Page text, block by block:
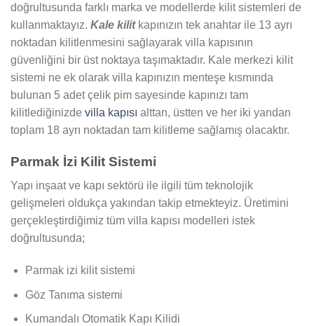
doğrultusunda farklı marka ve modellerde kilit sistemleri de
kullanmaktayız. Kale kilit kapınızın tek anahtar ile 13 ayrı
noktadan kilitlenmesini sağlayarak villa kapısının
güvenliğini bir üst noktaya taşımaktadır. Kale merkezi kilit
sistemi ne ek olarak villa kapınızın menteşe kısmında
bulunan 5 adet çelik pim sayesinde kapınızı tam
kilitlediğinizde villa kapısı alttan, üstten ve her iki yandan
toplam 18 ayrı noktadan tam kilitleme sağlamış olacaktır.
Parmak İzi Kilit Sistemi
Yapı inşaat ve kapı sektörü ile ilgili tüm teknolojik
gelişmeleri oldukça yakından takip etmekteyiz. Üretimini
gerçekleştirdiğimiz tüm villa kapısı modelleri istek
doğrultusunda;
Parmak izi kilit sistemi
Göz Tanıma sistemi
Kumandalı Otomatik Kapı Kilidi